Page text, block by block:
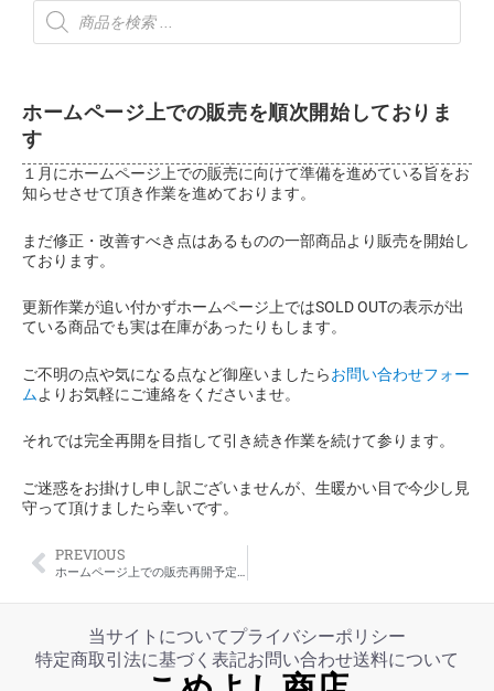
ホームページ上での販売を順次開始しておりま
す
１月にホームページ上での販売に向けて準備を進めている旨をお
知らせさせて頂き作業を進めております。
まだ修正・改善すべき点はあるものの一部商品より販売を開始し
ております。
更新作業が追い付かずホームページ上ではSOLD OUTの表示が出
ている商品でも実は在庫があったりもします。
ご不明の点や気になる点など御座いましたらお問い合わせフォー
ムよりお気軽にご連絡をくださいませ。
それでは完全再開を目指して引き続き作業を続けて参ります。
ご迷惑をお掛けし申し訳ございませんが、生暖かい目で今少し見
守って頂けましたら幸いです。
PREVIOUS
ホームページ上での販売再開予定について
当サイトについてプライバシーポリシー
特定商取引法に基づく表記お問い合わせ送料について